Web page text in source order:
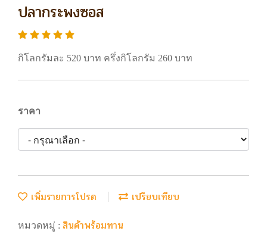
ปลากระพงซอส
กิโลกรัมละ 520 บาท ครึ่งกิโลกรัม 260 บาท
ราคา
เพิ่มรายการโปรด เปรียบเทียบ
หมวดหมู่ : สินค้าพร้อมทาน